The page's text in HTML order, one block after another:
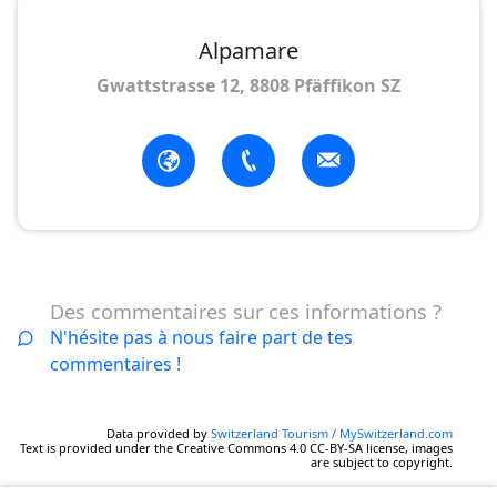
Alpamare
Gwattstrasse 12, 8808 Pfäffikon SZ
Des commentaires sur ces informations ?
N'hésite pas à nous faire part de tes
commentaires !
Data provided by Switzerland Tourism / MySwitzerland.com
Text is provided under the Creative Commons 4.0 CC-BY-SA license, images
are subject to copyright.